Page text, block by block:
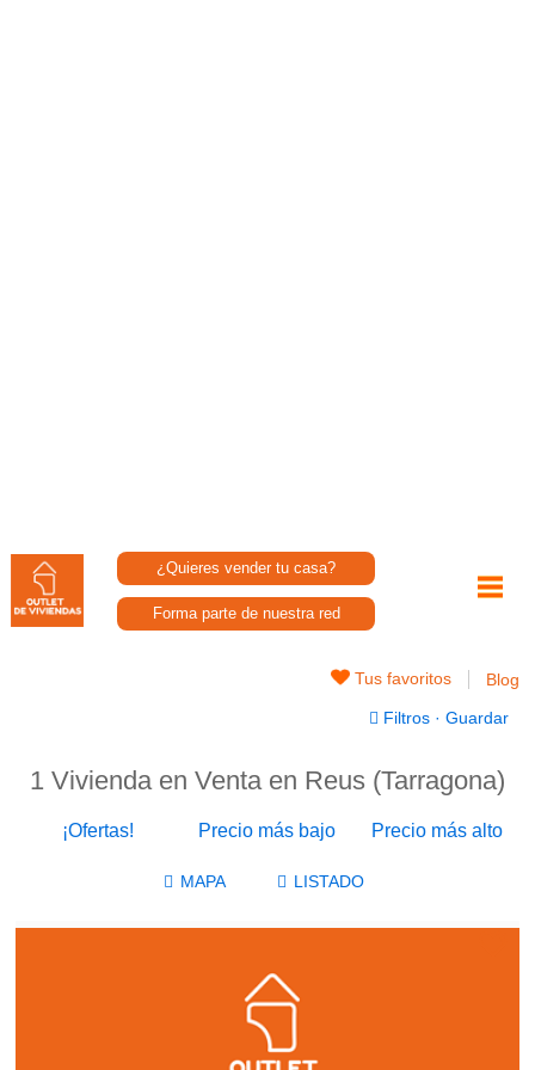
¿Quieres vender tu casa?
Forma parte de nuestra red
Tus favoritos
Blog
· Guardar
Filtros
1 Vivienda en Venta en Reus (Tarragona)
¡Ofertas! Precio más bajo Precio más alto